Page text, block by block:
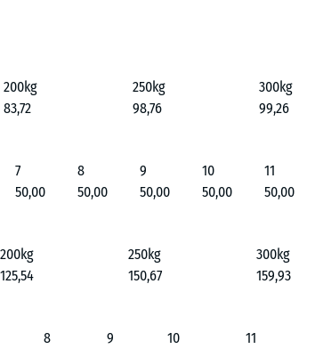
200kg 250kg
300kg
83,72 98,76 99,26
7 8 9 10 11
50,00 50,00 50,00 50,00 50,00
200kg 250kg
300kg
125,54 150,67 159,93
8 9 10 11